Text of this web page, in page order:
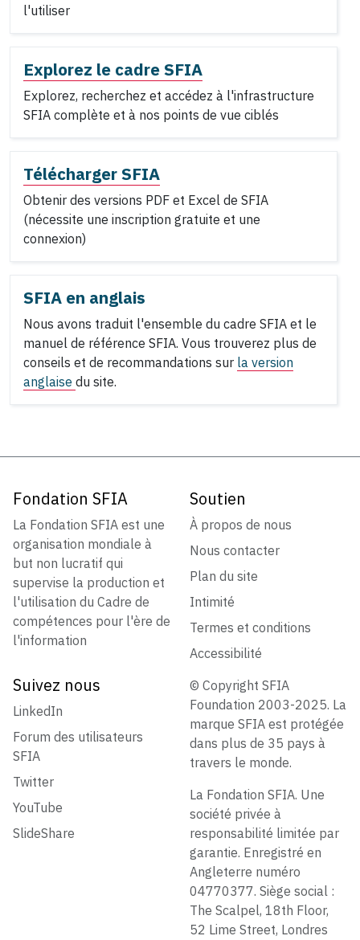
l'utiliser
Explorez le cadre SFIA
Explorez, recherchez et accédez à l'infrastructure
SFIA complète et à nos points de vue ciblés
Télécharger SFIA
Obtenir des versions PDF et Excel de SFIA
(nécessite une inscription gratuite et une
connexion)
SFIA en anglais
Nous avons traduit l'ensemble du cadre SFIA et le
manuel de référence SFIA. Vous trouverez plus de
conseils et de recommandations sur la version
anglaise du site.
Fondation SFIA
La Fondation SFIA est une
organisation mondiale à
but non lucratif qui
supervise la production et
l'utilisation du Cadre de
compétences pour l'ère de
l'information
Soutien
À propos de nous
Nous contacter
Plan du site
Intimité
Termes et conditions
Accessibilité
Suivez nous
LinkedIn
Forum des utilisateurs
SFIA
Twitter
YouTube
SlideShare
© Copyright SFIA
Foundation 2003-2025. La
marque SFIA est protégée
dans plus de 35 pays à
travers le monde.
La Fondation SFIA. Une
société privée à
responsabilité limitée par
garantie. Enregistré en
Angleterre numéro
04770377. Siège social :
The Scalpel, 18th Floor,
52 Lime Street, Londres